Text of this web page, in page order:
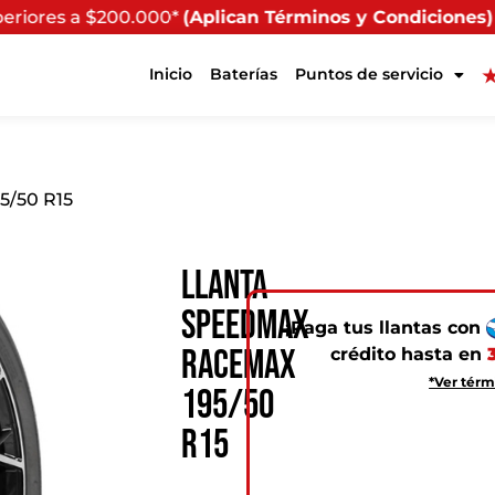
(Aplican Términos y Condiciones) - Recuerda que
Inicio Baterías Puntos de servicio
50 R15
Llanta
Speedmax
Racemax
195/50
R15
¡Paga tus llantas con
crédito hasta en
*Ver